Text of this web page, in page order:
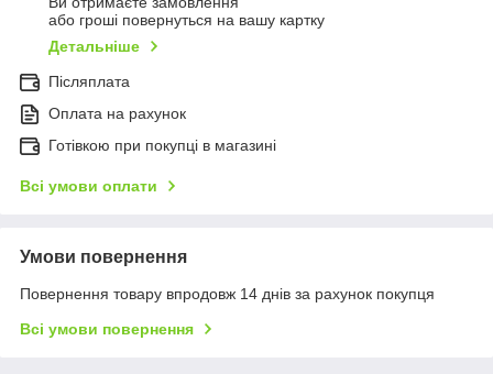
або гроші повернуться на вашу картку
Детальніше
Післяплата
Оплата на рахунок
Готівкою при покупці в магазині
Всі умови оплати
Умови повернення
Повернення товару впродовж 14 днів за рахунок покупця
Всі умови повернення